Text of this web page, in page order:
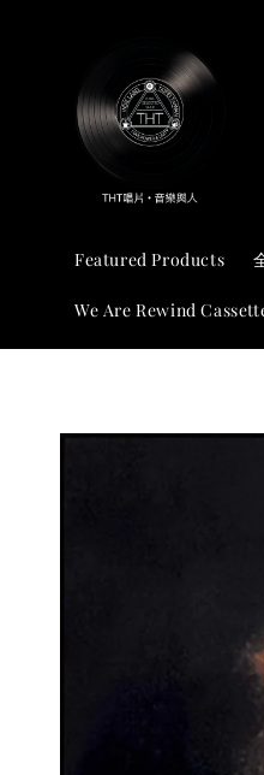
Featured Products
We Are Rewind